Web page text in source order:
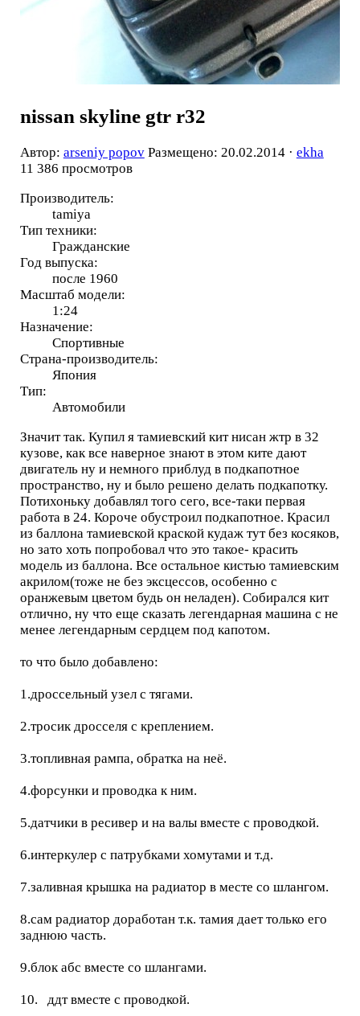
nissan skyline gtr r32
Автор: arseniy popov Размещено: 20.02.2014 · ekha
11 386 просмотров
Производитель:
tamiya
Тип техники:
Гражданские
Год выпуска:
после 1960
Масштаб модели:
1:24
Назначение:
Спортивные
Страна-производитель:
Япония
Тип:
Автомобили
Значит так. Купил я тамиевский кит нисан жтр в 32
кузове, как все наверное знают в этом ките дают
двигатель ну и немного приблуд в подкапотное
пространство, ну и было решено делать подкапотку.
Потихоньку добавлял того сего, все-таки первая
работа в 24. Короче обустроил подкапотное. Красил
из баллона тамиевской краской кудаж тут без косяков,
но зато хоть попробовал что это такое- красить
модель из баллона. Все остальное кистью тамиевским
акрилом(тоже не без эксцессов, особенно с
оранжевым цветом будь он неладен). Собирался кит
отлично, ну что еще сказать легендарная машина с не
менее легендарным сердцем под капотом.
то что было добавлено:
1.дроссельный узел с тягами.
2.тросик дросселя с креплением.
3.топливная рампа, обратка на неё.
4.форсунки и проводка к ним.
5.датчики в ресивер и на валы вместе с проводкой.
6.интеркулер с патрубками хомутами и т.д.
7.заливная крышка на радиатор в месте со шлангом.
8.сам радиатор доработан т.к. тамия дает только его
заднюю часть.
9.блок абс вместе со шлангами.
10. ддт вместе с проводкой.